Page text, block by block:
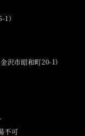
）
沢市昭和町20-1）
不可